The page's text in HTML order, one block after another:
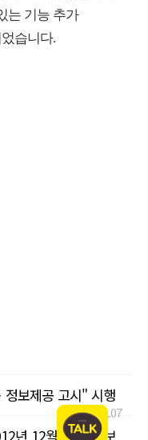
는 기능 추가
습니다.
보제공 고시" 시행
12.12.07
년 12월 04일자 보